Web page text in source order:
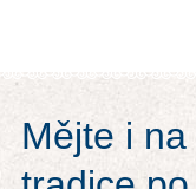
Regiony
Mějte i